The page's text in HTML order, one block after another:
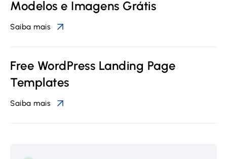
Modelos e Imagens Grátis
Saiba mais
Free WordPress Landing Page
Templates
Saiba mais